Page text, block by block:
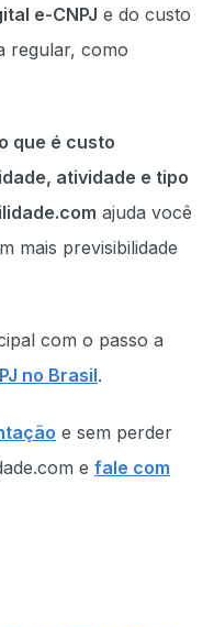
e-CNPJ e do custo
regular, como
o que é custo
atividade e tipo
ajuda você
mais previsibilidade
com o passo a
no Brasil.
e sem perder
e fale com